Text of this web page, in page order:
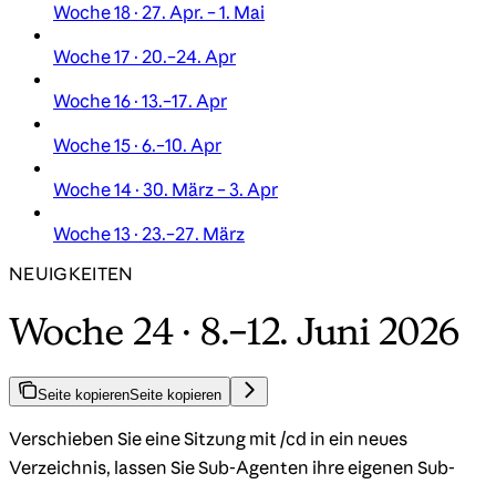
Woche 18 · 27. Apr. – 1. Mai
Woche 17 · 20.–24. Apr
Woche 16 · 13.–17. Apr
Woche 15 · 6.–10. Apr
Woche 14 · 30. März – 3. Apr
Woche 13 · 23.–27. März
NEUIGKEITEN
Woche 24 · 8.–12. Juni 2026
Seite kopierenSeite kopieren
Verschieben Sie eine Sitzung mit /cd in ein neues
Verzeichnis, lassen Sie Sub-Agenten ihre eigenen Sub-